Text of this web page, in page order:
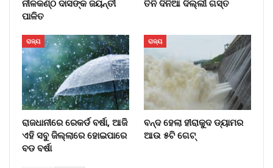
ନୀଳକଣ୍ଠ ଦାସଙ୍କ ଜୟନ୍ତୀ
ପାଳିତ
ତିନି ଦିନିଆ ଦିଲ୍ଲୀ ଗସ୍ତ
ରାଜ୍ୟ
ରାଜଧାନୀରେ ରେକର୍ଡ ବର୍ଷା, ଆଜି
ଏହି ସବୁ ଜିଲ୍ଲାରେ ହୋଇପାରେ
ବଡ ବର୍ଷା
ରାଜ୍ୟ
ବନ୍ଦ ହେଲା ହୀରାକୁଦ ଡ୍ୟାମର
ଆଉ ୫ଟି ଗେଟ୍